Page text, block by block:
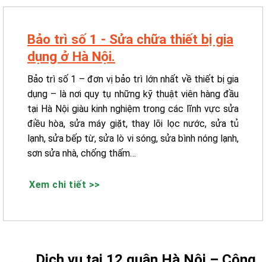
Bảo trì số 1 - Sửa chữa thiết bị gia
dụng ở Hà Nội.
Bảo trì số 1 – đơn vị bảo trì lớn nhất về thiết bị gia
dụng – là nơi quy tụ những kỹ thuật viên hàng đầu
tại Hà Nội giàu kinh nghiệm trong các lĩnh vực sửa
điều hòa, sửa máy giặt, thay lõi lọc nước, sửa tủ
lạnh, sửa bếp từ, sửa lò vi sóng, sửa bình nóng lạnh,
sơn sửa nhà, chống thấm…
Xem chi tiết >>